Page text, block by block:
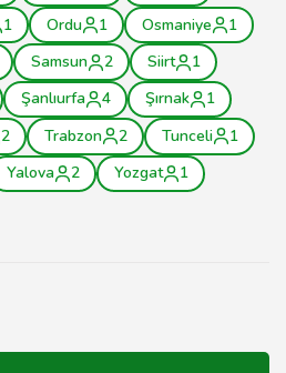
1 Ordu 1 Osmaniye
1
Samsun 2 Siirt
1
Şanlıurfa 4 Şırnak
1
2 Trabzon 2 Tunceli
1
Yalova 2 Yozgat
1